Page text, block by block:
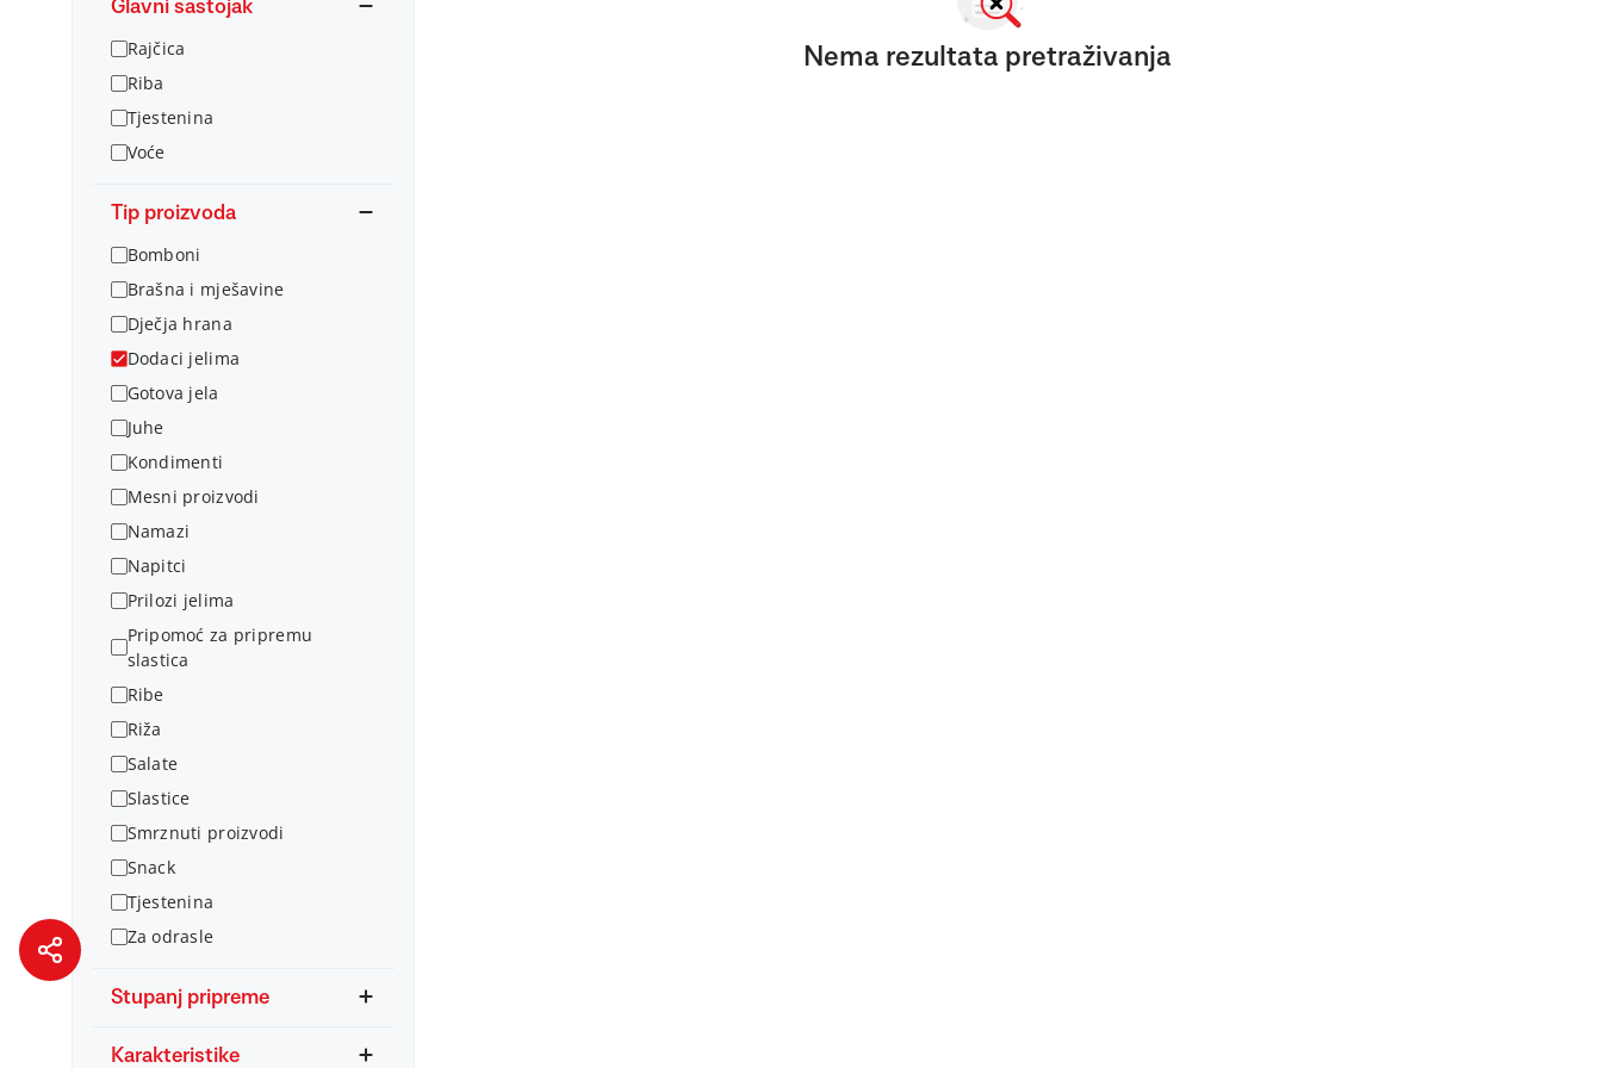
Glavni sastojak
Rajčica
Riba
Tjestenina
Voće
Tip proizvoda
Bomboni
Brašna i mješavine
Dječja hrana
Dodaci jelima
Gotova jela
Juhe
Kondimenti
Mesni proizvodi
Namazi
Napitci
Prilozi jelima
Pripomoć za pripremu
slastica
Ribe
Riža
Salate
Slastice
Smrznuti proizvodi
Snack
Tjestenina
Za odrasle
Stupanj pripreme
Karakteristike
Nema rezultata pretraživanja